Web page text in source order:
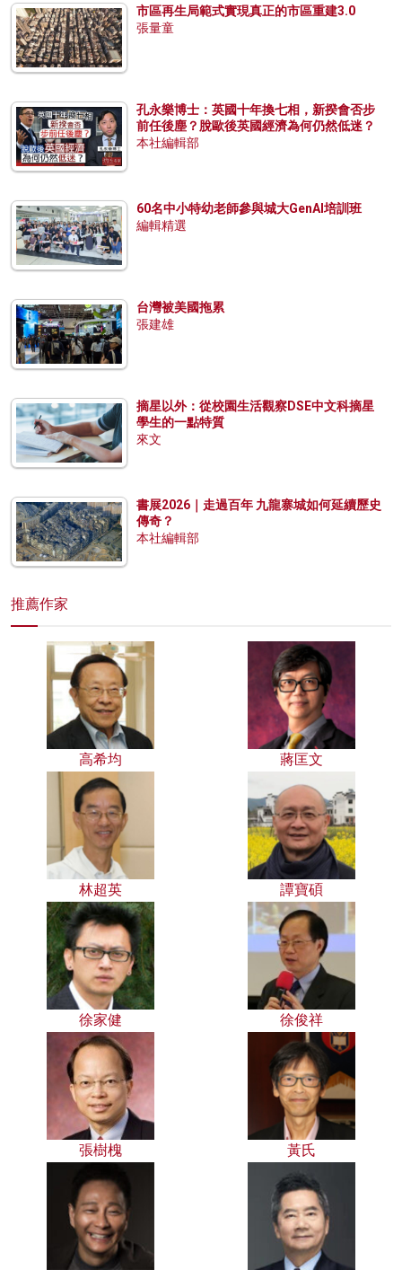
市區再生局範式實現真正的市區重建3.0
張量童
孔永樂博士：英國十年換七相，新揆會否步
前任後塵？脫歐後英國經濟為何仍然低迷？
本社編輯部
60名中小特幼老師參與城大GenAI培訓班
編輯精選
台灣被美國拖累
張建雄
摘星以外：從校園生活觀察DSE中文科摘星
學生的一點特質
來文
書展2026｜走過百年 九龍寨城如何延續歷史
傳奇？
本社編輯部
推薦作家
高希均 蔣匡文
林超英 譚寶碩
徐家健 徐俊祥
張樹槐 黃氏